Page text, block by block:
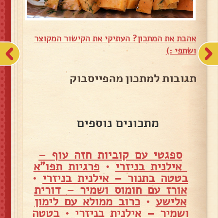
אהבת את המתכון? העתיקי את הקישור המקוצר
ושתפי :)
תגובות למתכון מהפייסבוק
מתכונים נוספים
ספגטי עם קוביות חזה עוף –
אילנית בניזרי • פרגיות תפו"א
בטטה בתנור – אילנית בניזרי •
אורז עם חומוס ושמיר – דורית
אלישע •כרוב ממולא עם לימון
ושמיר – אילנית בניזרי •בטטה